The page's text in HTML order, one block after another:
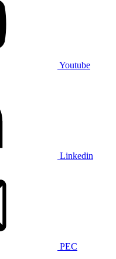
Youtube
Linkedin
PEC